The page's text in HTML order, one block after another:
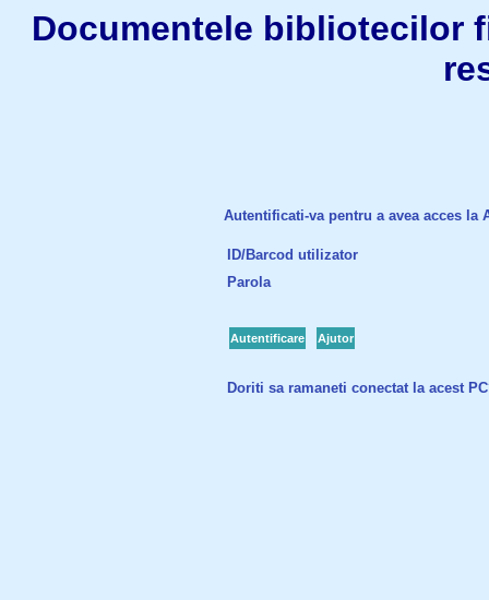
Documentele bibliotecilor
Autentificati-va pentru a avea acces
ID/Barcod utilizator
Parola
Autentificare Ajutor
Doriti sa ramaneti conectat la acest